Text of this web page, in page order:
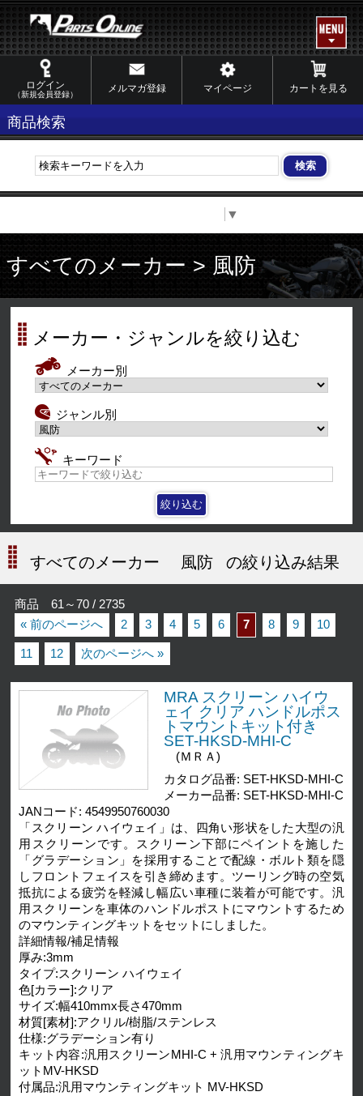
ログイン
（新規会員登録）
メルマガ登録 マイページ カートを見る
商品検索
▼
すべてのメーカー > 風防
メーカー・ジャンルを絞り込む
メーカー別
ジャンル別
キーワード
すべてのメーカー 風防 の絞り込み結果
商品 61～70 / 2735
« 前のページへ
2 3 4 5 6 7 8 9 10
11 12 次のページへ »
MRA スクリーン ハイウ
ェイ クリア ハンドルポス
トマウントキット付き
SET-HKSD-MHI-C
(ＭＲＡ)
カタログ品番: SET-HKSD-MHI-C
メーカー品番: SET-HKSD-MHI-C
JANコード: 4549950760030
「スクリーン ハイウェイ」は、四角い形状をした大型の汎
用スクリーンです。スクリーン下部にペイントを施した
「グラデーション」を採用することで配線・ボルト類を隠
しフロントフェイスを引き締めます。ツーリング時の空気
抵抗による疲労を軽減し幅広い車種に装着が可能です。汎
用スクリーンを車体のハンドルポストにマウントするため
のマウンティングキットをセットにしました。
詳細情報/補足情報
厚み:3mm
タイプ:スクリーン ハイウェイ
色[カラー]:クリア
サイズ:幅410mmx長さ470mm
材質[素材]:アクリル/樹脂/ステンレス
仕様:グラデーション有り
キット内容:汎用スクリーンMHI-C + 汎用マウンティングキ
ットMV-HKSD
付属品:汎用マウンティングキット MV-HKSD